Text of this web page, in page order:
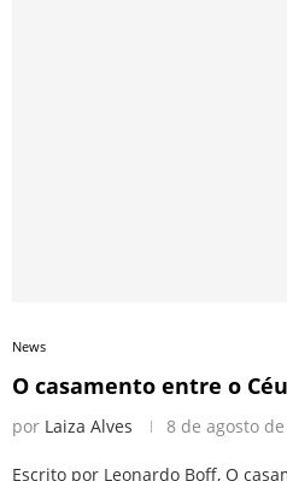
News
O casamento entre o
por Laiza Alves 8 de agosto
Escrito por Leonardo Boff, O